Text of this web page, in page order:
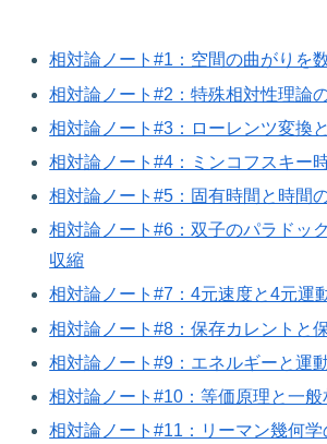
相対論ノート#1：空間の曲がりを
相対論ノート#2：特殊相対性理論
相対論ノート#3：ローレンツ変換
相対論ノート#4：ミンコフスキー
相対論ノート#5：固有時間と時間
相対論ノート#6：双子のパラドッ
収縮
相対論ノート#7：4元速度と4元運
相対論ノート#8：保存カレントと
相対論ノート#9：エネルギーと運
相対論ノート#10：等価原理と一般
相対論ノート#11：リーマン幾何学